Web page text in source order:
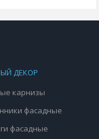
ДЕКОР
карнизы
фасадные
фасадные